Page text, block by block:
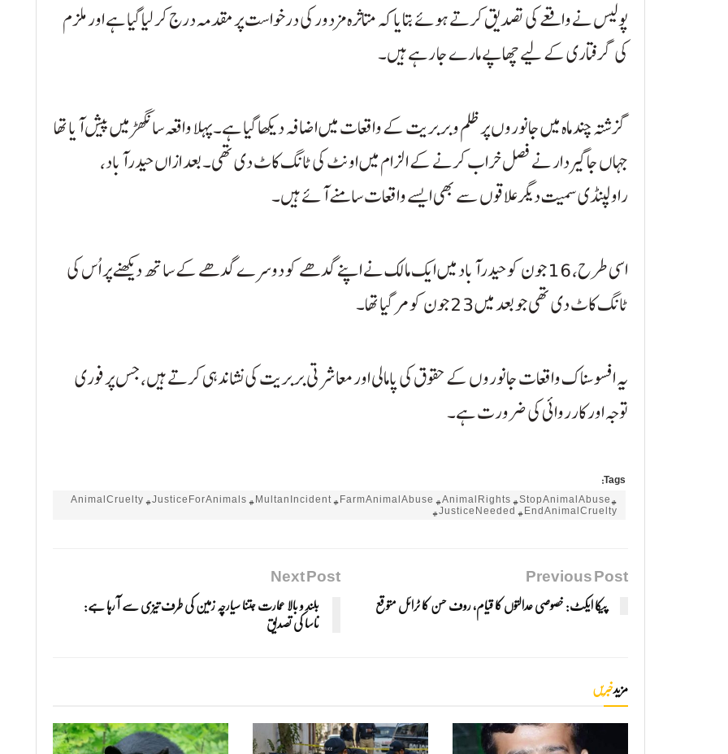
پولیس نے واقعے کی تصدیق کرتے ہوئے بتایا کہ متاثرہ مزدور کی درخواست پر مقدمہ درج کر لیا گیا ہے اور ملزم
کی گرفتاری کے لیے چھاپے مارے جا رہے ہیں۔
گزشتہ چند ماہ میں جانوروں پر ظلم و بربریت کے واقعات میں اضافہ دیکھا گیا ہے۔ پہلا واقعہ سانگھڑ میں پیش آیا تھا
جہاں جاگیردار نے فصل خراب کرنے کے الزام میں اونٹ کی ٹانگ کاٹ دی تھی۔ بعد ازاں حیدرآباد،
راولپنڈی سمیت دیگر علاقوں سے بھی ایسے واقعات سامنے آئے ہیں۔
اسی طرح، 16 جون کو حیدرآباد میں ایک مالک نے اپنے گدھے کو دوسرے گدھے کے ساتھ دیکھنے پر اُس کی
ٹانگ کاٹ دی تھی جو بعد میں 23 جون کو مر گیا تھا۔
یہ افسوسناک واقعات جانوروں کے حقوق کی پامالی اور معاشرتی بربریت کی نشاندہی کرتے ہیں، جس پر فوری
توجہ اور کارروائی کی ضرورت ہے۔
Tags:
#AnimalCruelty #JusticeForAnimals #MultanIncident #FarmAnimalAbuse #AnimalRights #StopAnimalAbuse
#JusticeNeeded #EndAnimalCruelty
Previous Post
پیکا ایکٹ: خصوصی عدالتوں کا قیام، روف حسن کا ٹرائل متوقع
Next Post
بلند و بالا عمارت جتنا سیارچہ زمین کی طرف تیزی سے آ رہا ہے:
ناسا کی تصدیق
مزیدخبریں